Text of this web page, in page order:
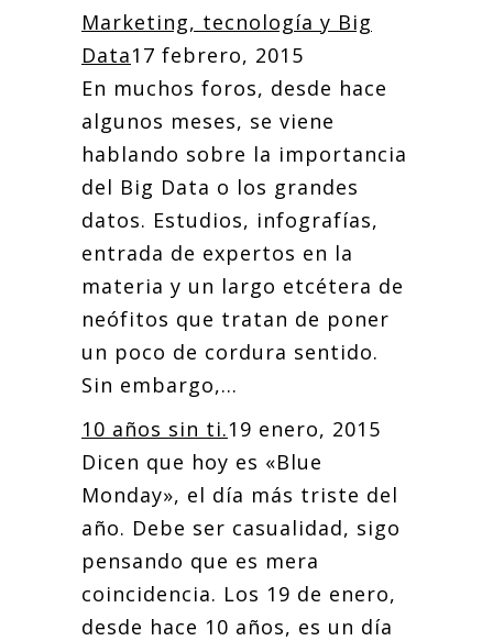
Marketing, tecnología y Big
Data17 febrero, 2015
En muchos foros, desde hace
algunos meses, se viene
hablando sobre la importancia
del Big Data o los grandes
datos. Estudios, infografías,
entrada de expertos en la
materia y un largo etcétera de
neófitos que tratan de poner
un poco de cordura sentido.
Sin embargo,...
10 años sin ti.19 enero, 2015
Dicen que hoy es «Blue
Monday», el día más triste del
año. Debe ser casualidad, sigo
pensando que es mera
coincidencia. Los 19 de enero,
desde hace 10 años, es un día